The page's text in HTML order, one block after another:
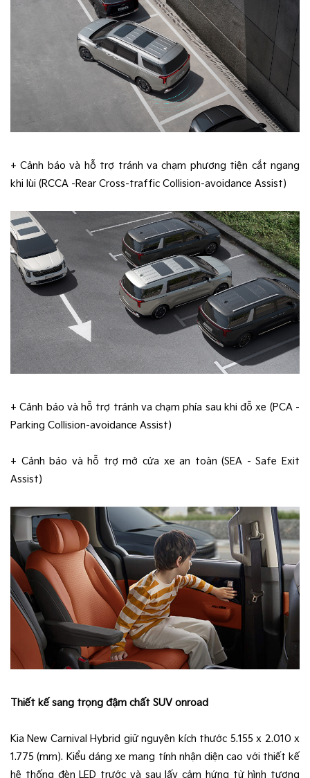
+ Cảnh báo và hỗ trợ tránh va chạm phương tiện cắt ngang
khi lùi (RCCA -Rear Cross-traffic Collision-avoidance Assist)
+ Cảnh báo và hỗ trợ tránh va chạm phía sau khi đỗ xe (PCA -
Parking Collision-avoidance Assist)
+ Cảnh báo và hỗ trợ mở cửa xe an toàn (SEA - Safe Exit
Assist)
Thiết kế sang trọng đậm chất SUV onroad
Kia New Carnival Hybrid giữ nguyên kích thước 5.155 x 2.010 x
1.775 (mm). Kiểu dáng xe mang tính nhận diện cao với thiết kế
hệ thống đèn LED trước và sau lấy cảm hứng từ hình tượng